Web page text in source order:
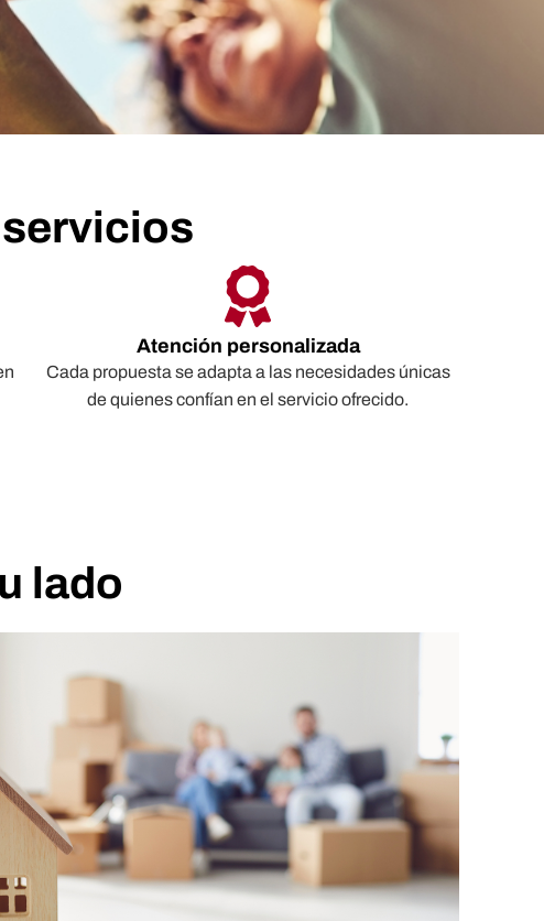
Atención personalizada
Cada propuesta se adapta a las necesidades únicas
de quienes confían en el servicio ofrecido.
lado